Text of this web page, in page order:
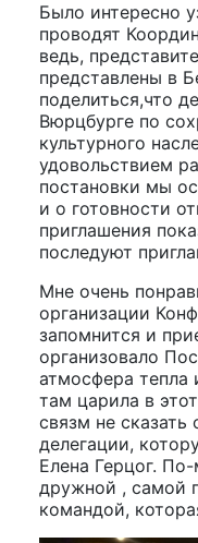
Было интересно
проводят
ведь,
представлены в
поделиться,что
Вюрцбурге по
культурного
удовольствием
постановки мы
и о готовности
приглашения
последуют
Мне очень
организации
запомнится и
организовало
атмосфера тепла
там царила в
связм не
делегации,
Елена Герцог.
дружной , самой
командой,